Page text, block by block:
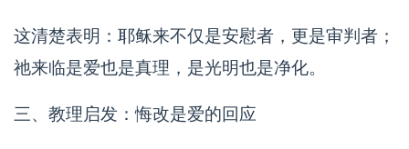
这清楚表明：耶稣来不仅是安慰者，更是审判者；
祂来临是爱也是真理，是光明也是净化。
三、教理启发：悔改是爱的回应